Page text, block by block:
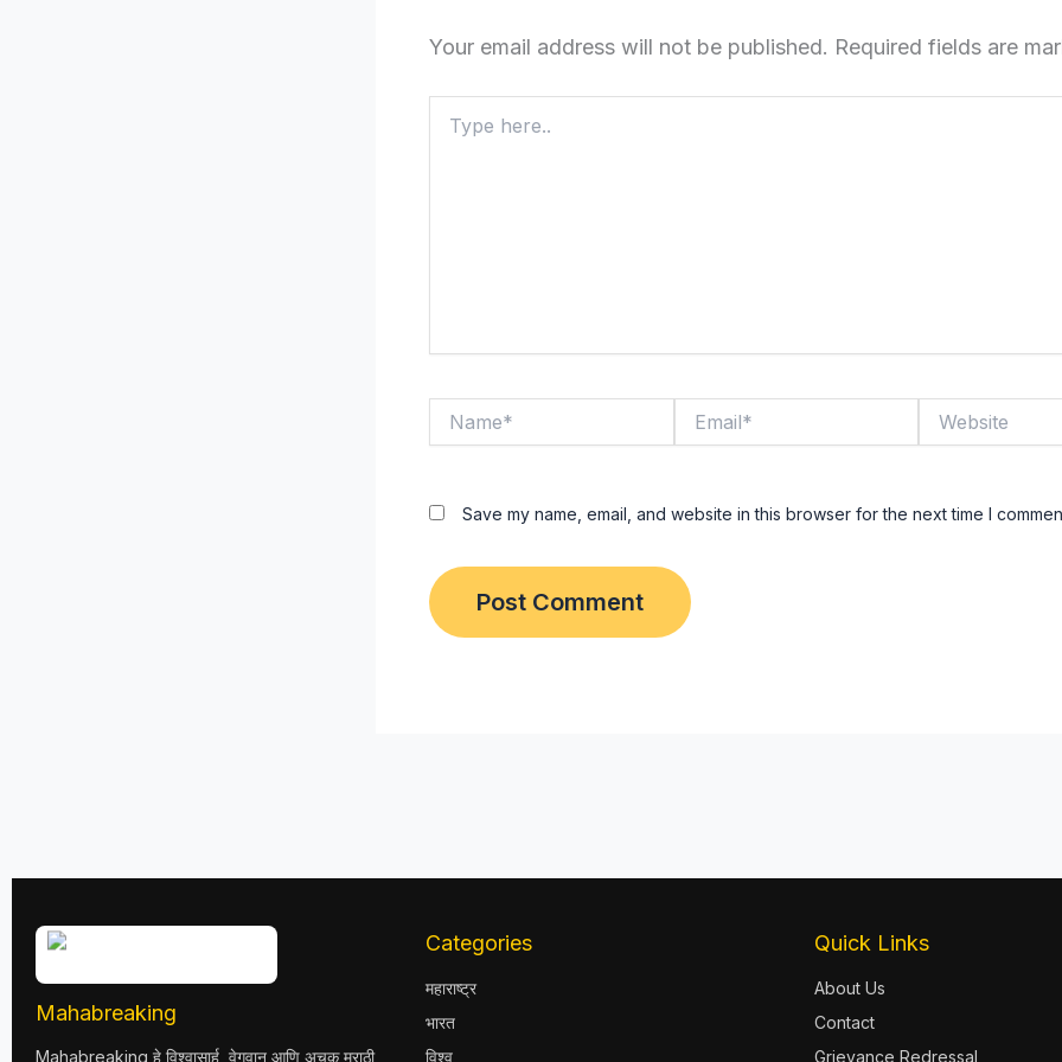
Your email address will not be published. Required fields are
here..
Save my name, email, and website in this browser for the next time I
Mahabreaking
Mahabreaking हे विश्वासार्ह, वेगवान आणि अचूक मराठी
Categories
महाराष्ट्र
भारत
विश्व
Quick Links
About Us
Contact
Grievance Redressal